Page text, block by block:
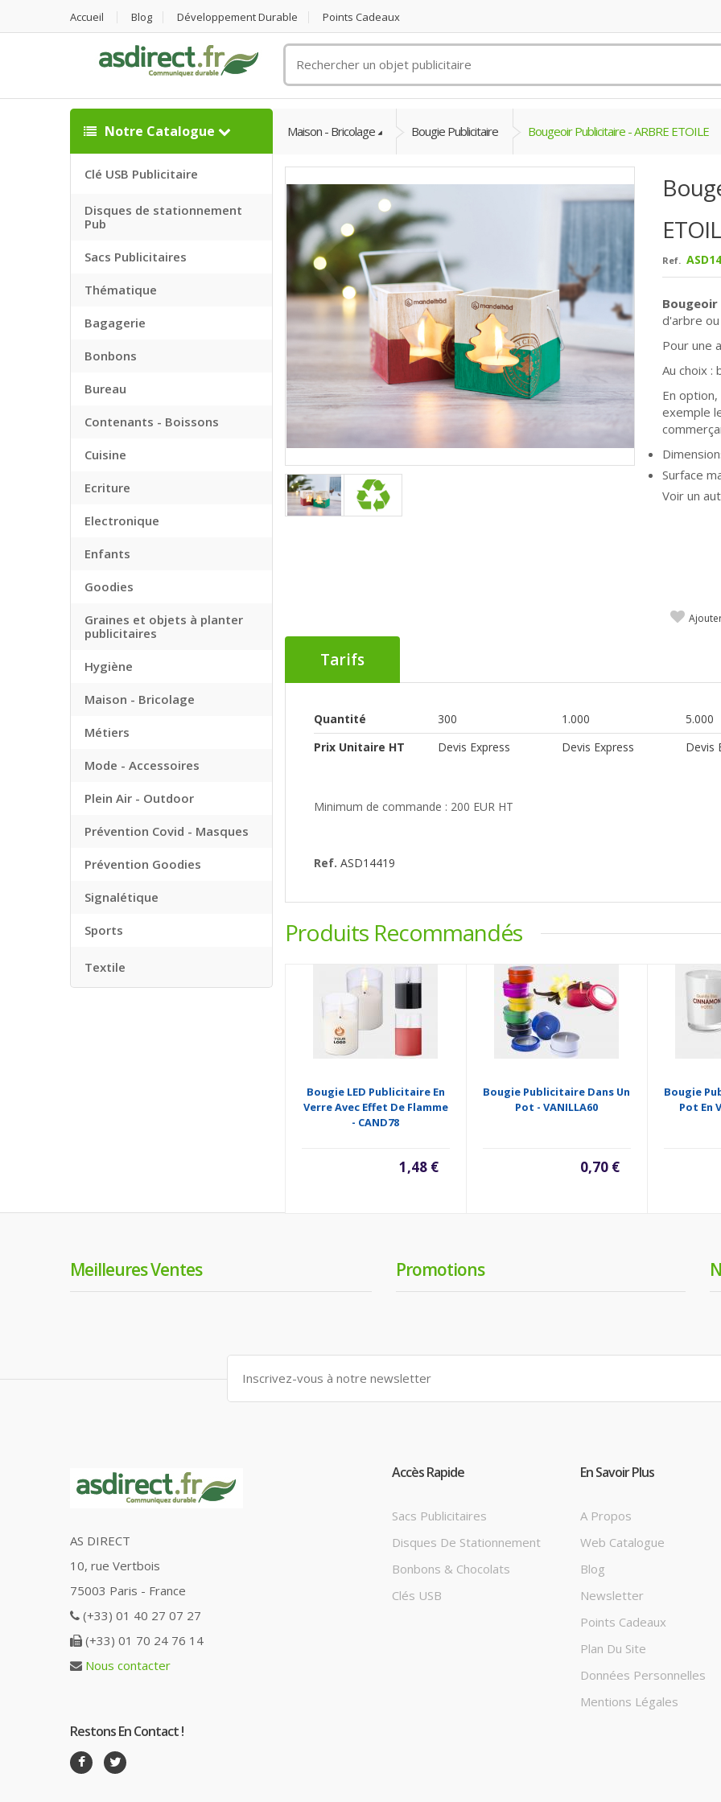
Accueil Blog Développement Durable Points Cadeaux
un
objet
publicitaire
Notre Catalogue
Clé USB Publicitaire
Disques de stationnement
Pub
Sacs Publicitaires
Thématique
Bagagerie
Bonbons
Bureau
Contenants - Boissons
Cuisine
Ecriture
Electronique
Enfants
Goodies
Graines et objets à planter
publicitaires
Hygiène
Maison - Bricolage
Métiers
Mode - Accessoires
Plein Air - Outdoor
Prévention Covid - Masques
Prévention Goodies
Signalétique
Sports
Textile
Maison - Bricolage Bougie Publicitaire Bougeoir Publicitaire - ARBRE ETOILE
Ref.
d'arbre
Pour une
Au choix :
En
exemple
Surface
Voir un
Tarifs
Quantité 300 1.000 5.000
Prix Unitaire HT
Devis Express Devis Express Devis
Minimum de commande : 200 EUR HT
Ref. ASD14419
Produits Recommandés
Bougie LED Publicitaire En
Verre Avec Effet De Flamme
- CAND78
1,48 €
Bougie Publicitaire Dans Un
Pot - VANILLA60
0,70 €
Bougie
Pot En
Meilleures Ventes Promotions
AS DIRECT
10, rue Vertbois
75003 Paris - France
(+33) 01 40 27 07 27
(+33) 01 70 24 76 14
Nous contacter
Restons En Contact !
Accès Rapide
Sacs Publicitaires
Disques De Stationnement
Bonbons & Chocolats
Clés USB
En Savoir Plus
A Propos
Web Catalogue
Blog
Newsletter
Points Cadeaux
Plan Du Site
Données Personnelles
Mentions Légales